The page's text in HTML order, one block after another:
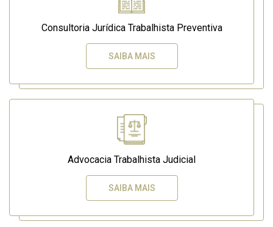
Consultoria Jurídica Trabalhista Preventiva
SAIBA MAIS
Advocacia Trabalhista Judicial
SAIBA MAIS